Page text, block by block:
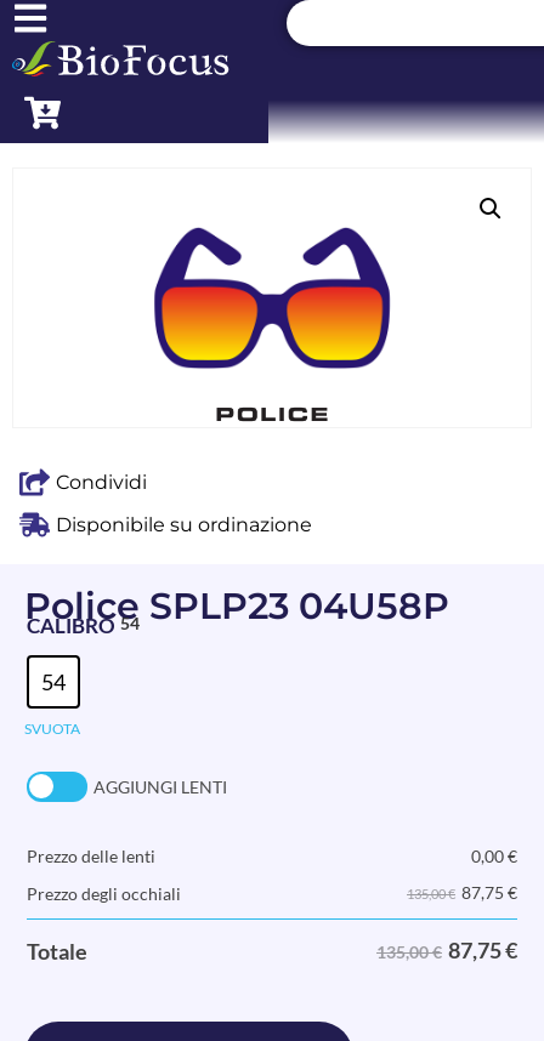
Condividi
Disponibile su ordinazione
Police SPLP23 04U58P
CALIBRO 54
54
SVUOTA
AGGIUNGI LENTI
Prezzo delle lenti 0,00€
Prezzo degli occhiali
135,00 € 87,75 €
Totale 135,00 € 87,75€